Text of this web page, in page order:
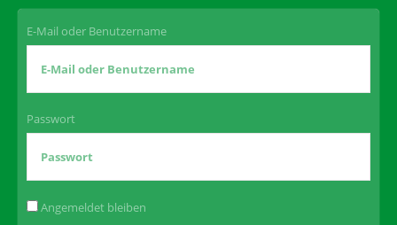
E-Mail oder Benutzername
Passwort
Angemeldet bleiben